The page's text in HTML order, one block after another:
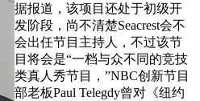
据报道，该项目还处于初级开
发阶段，尚不清楚Seacrest会不
会出任节目主持人，不过该节
目将会是“一档与众不同的竞技
类真人秀节目，”NBC创新节目
部老板Paul Telegdy曾对《纽约